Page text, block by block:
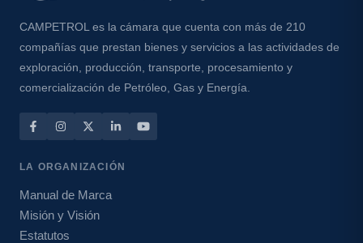
CAMPETROL es la cámara que cuenta con más de 210
compañías que prestan bienes y servicios a las actividades de
exploración, producción, transporte, procesamiento y
comercialización de Petróleo, Gas y Energía.
LA ORGANIZACIÓN
Manual de Marca
Misión y Visión
Estatutos